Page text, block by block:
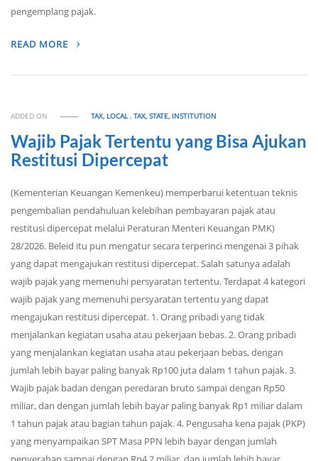
pengemplang pajak.
READ MORE
ADDED ON TAX, LOCAL,TAX, STATE, INSTITUTION
Wajib Pajak Tertentu yang Bisa Ajukan
Restitusi Dipercepat
(Kementerian Keuangan Kemenkeu) memperbarui ketentuan teknis
pengembalian pendahuluan kelebihan pembayaran pajak atau
restitusi dipercepat melalui Peraturan Menteri Keuangan PMK)
28/2026. Beleid itu pun mengatur secara terperinci mengenai 3 pihak
yang dapat mengajukan restitusi dipercepat. Salah satunya adalah
wajib pajak yang memenuhi persyaratan tertentu. Terdapat 4 kategori
wajib pajak yang memenuhi persyaratan tertentu yang dapat
mengajukan restitusi dipercepat. 1. Orang pribadi yang tidak
menjalankan kegiatan usaha atau pekerjaan bebas. 2. Orang pribadi
yang menjalankan kegiatan usaha atau pekerjaan bebas, dengan
jumlah lebih bayar paling banyak Rp100 juta dalam 1 tahun pajak. 3.
Wajib pajak badan dengan peredaran bruto sampai dengan Rp50
miliar, dan dengan jumlah lebih bayar paling banyak Rp1 miliar dalam
1 tahun pajak atau bagian tahun pajak. 4. Pengusaha kena pajak (PKP)
yang menyampaikan SPT Masa PPN lebih bayar dengan jumlah